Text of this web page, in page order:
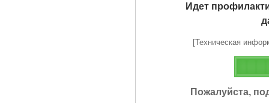
Идет
[Техническая
Пожалуйста,